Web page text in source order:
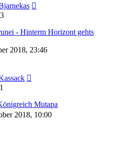
- Hinterm Horizont gehts
2018, 23:46
Mutapa
2018, 10:00